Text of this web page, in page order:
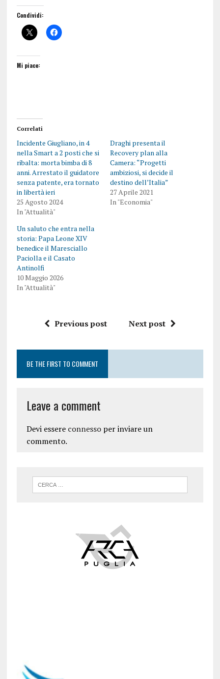
Condividi:
Mi piace:
Correlati
Incidente Giugliano, in 4
nella Smart a 2 posti che si
ribalta: morta bimba di 8
anni. Arrestato il guidatore
senza patente, era tornato
in libertà ieri
25 Agosto 2024
In "Attualità"
Draghi presenta il
Recovery plan alla
Camera: “Progetti
ambiziosi, si decide il
destino dell’Italia”
27 Aprile 2021
In "Economia"
Un saluto che entra nella
storia: Papa Leone XIV
benedice il Maresciallo
Paciolla e il Casato
Antinolfi
10 Maggio 2026
In "Attualità"
Previous post Next post
BE THE FIRST TO COMMENT
Leave a comment
Devi essere connessoper inviare un
commento.